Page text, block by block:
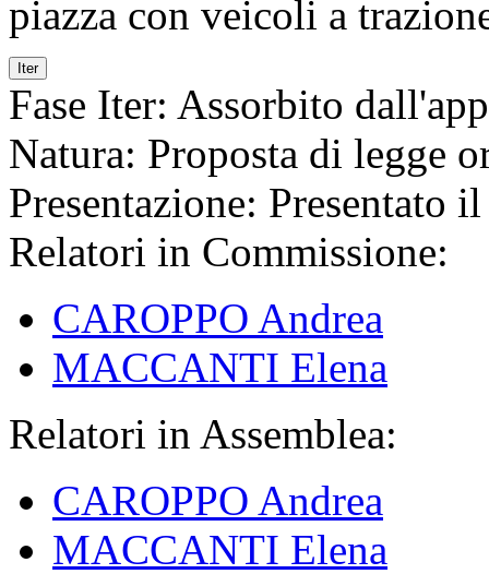
piazza con veicoli a
Iter
Fase Iter: Assorbito
Natura: Proposta di legge
Presentazione: Presentato
Relatori in Commissione:
CAROPPO Andrea
MACCANTI Elena
Relatori in Assemblea:
CAROPPO Andrea
MACCANTI Elena